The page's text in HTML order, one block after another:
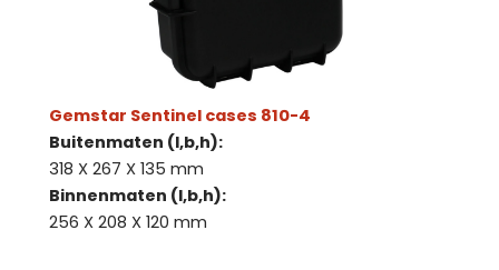
Gemstar Sentinel cases 810-4
Buitenmaten (l,b,h):
318 X 267 X 135 mm
Binnenmaten (l,b,h):
256 X 208 X 120 mm